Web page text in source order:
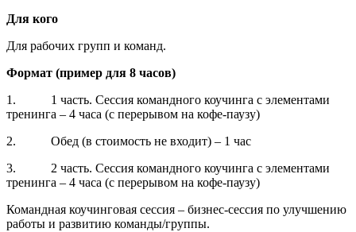
Для кого
Для рабочих групп и команд.
Формат (пример для 8 часов)
1. 1 часть. Сессия командного коучинга с элементами
тренинга – 4 часа (с перерывом на кофе-паузу)
2. Обед (в стоимость не входит) – 1 час
3. 2 часть. Сессия командного коучинга с элементами
тренинга – 4 часа (с перерывом на кофе-паузу)
Командная коучинговая сессия – бизнес-сессия по улучшению
работы и развитию команды/группы.